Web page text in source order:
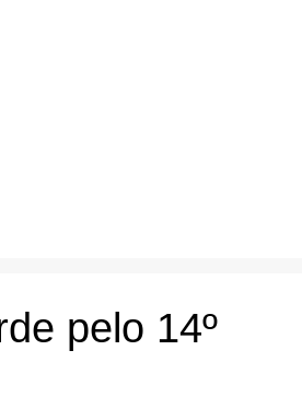
pelo 14º